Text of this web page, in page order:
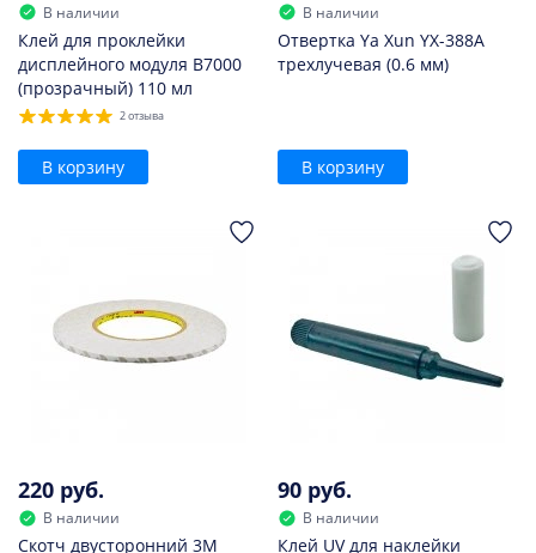
В наличии
Клей для проклейки
дисплейного модуля B7000
(прозрачный) 110 мл
2 отзыва
В корзину
В наличии
Отвертка Ya Xun YX-388A
трехлучевая (0.6 мм)
В корзину
220 руб.
В наличии
Скотч двусторонний 3M
90 руб.
В наличии
Клей UV для наклейки